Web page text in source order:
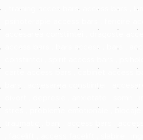
, training acces bars, access bars ,
access bars , bars access , bars ,
stres , probleme emotionale , blocaje